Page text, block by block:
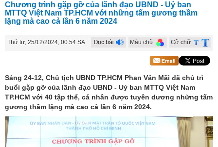
Chương trình gặp gỡ của lãnh đạo UBND - Uỷ ban
MTTQ Việt Nam TP.HCM với những tấm gương thầm
lặng mà cao cả lần 6 năm 2024
Thứ tư, 25/12/2024, 00:54 SA Cỡ chữ
Màu chữ
Sáng 24-12, Chủ tịch UBND TP.HCM Phan Văn Mãi đã chủ trì
buổi gặp gỡ của lãnh đạo UBND - Uỷ ban MTTQ Việt Nam
TP.HCM với 40 tập thể, cá nhân được tuyên dương những tấm
gương thầm lặng mà cao cả lần 6 năm 2024.